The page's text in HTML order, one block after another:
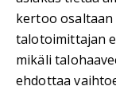
kertoo osaltaan
talotoimittajan
mikäli
ehdottaa